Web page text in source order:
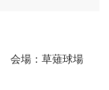
会場：草薙球場